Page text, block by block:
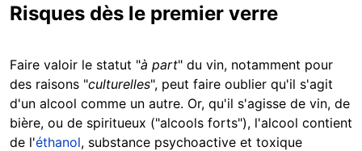
Risques dès le premier verre
Faire valoir le statut "à part" du vin, notamment pour
des raisons "culturelles", peut faire oublier qu'il s'agit
d'un alcool comme un autre. Or, qu'il s'agisse de vin, de
bière, ou de spiritueux ("alcools forts"), l'alcool contient
de l'éthanol, substance psychoactive et toxique